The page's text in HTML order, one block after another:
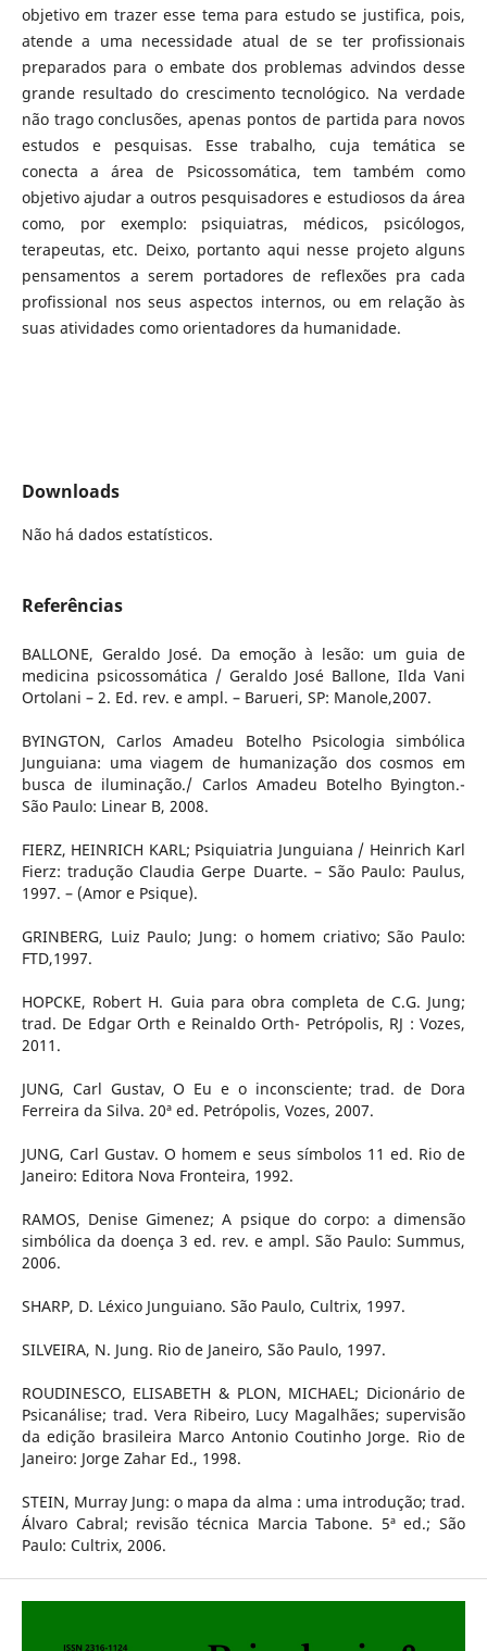
objetivo em trazer esse tema para estudo se justifica, pois,
atende a uma necessidade atual de se ter profissionais
preparados para o embate dos problemas advindos desse
grande resultado do crescimento tecnológico. Na verdade
não trago conclusões, apenas pontos de partida para novos
estudos e pesquisas. Esse trabalho, cuja temática se
conecta a área de Psicossomática, tem também como
objetivo ajudar a outros pesquisadores e estudiosos da área
como, por exemplo: psiquiatras, médicos, psicólogos,
terapeutas, etc. Deixo, portanto aqui nesse projeto alguns
pensamentos a serem portadores de reflexões pra cada
profissional nos seus aspectos internos, ou em relação às
suas atividades como orientadores da humanidade.
Downloads
Não há dados estatísticos.
Referências
BALLONE, Geraldo José. Da emoção à lesão: um guia de
medicina psicossomática / Geraldo José Ballone, Ilda Vani
Ortolani – 2. Ed. rev. e ampl. – Barueri, SP: Manole,2007.
BYINGTON, Carlos Amadeu Botelho Psicologia simbólica
Junguiana: uma viagem de humanização dos cosmos em
busca de iluminação./ Carlos Amadeu Botelho Byington.-
São Paulo: Linear B, 2008.
FIERZ, HEINRICH KARL; Psiquiatria Junguiana / Heinrich Karl
Fierz: tradução Claudia Gerpe Duarte. – São Paulo: Paulus,
1997. – (Amor e Psique).
GRINBERG, Luiz Paulo; Jung: o homem criativo; São Paulo:
FTD,1997.
HOPCKE, Robert H. Guia para obra completa de C.G. Jung;
trad. De Edgar Orth e Reinaldo Orth- Petrópolis, RJ : Vozes,
2011.
JUNG, Carl Gustav, O Eu e o inconsciente; trad. de Dora
Ferreira da Silva. 20ª ed. Petrópolis, Vozes, 2007.
JUNG, Carl Gustav. O homem e seus símbolos 11 ed. Rio de
Janeiro: Editora Nova Fronteira, 1992.
RAMOS, Denise Gimenez; A psique do corpo: a dimensão
simbólica da doença 3 ed. rev. e ampl. São Paulo: Summus,
2006.
SHARP, D. Léxico Junguiano. São Paulo, Cultrix, 1997.
SILVEIRA, N. Jung. Rio de Janeiro, São Paulo, 1997.
ROUDINESCO, ELISABETH & PLON, MICHAEL; Dicionário de
Psicanálise; trad. Vera Ribeiro, Lucy Magalhães; supervisão
da edição brasileira Marco Antonio Coutinho Jorge. Rio de
Janeiro: Jorge Zahar Ed., 1998.
STEIN, Murray Jung: o mapa da alma : uma introdução; trad.
Álvaro Cabral; revisão técnica Marcia Tabone. 5ª ed.; São
Paulo: Cultrix, 2006.